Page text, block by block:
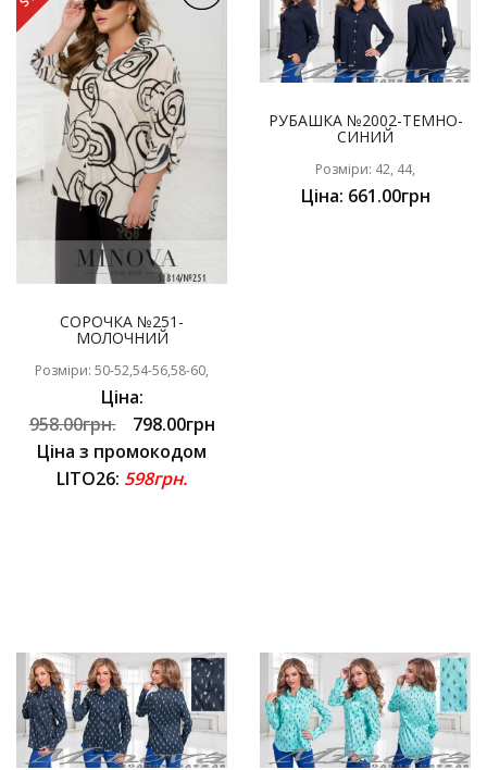
СОРОЧКА №251-
МОЛОЧНИЙ
Розміри: 50-52,54-56,58-60,
Ціна:
958.00грн.
798.00грн
Ціна з промокодом
LITO26: 598грн.
РУБАШКА №2002-ТЕМНО-
СИНИЙ
Розміри: 42, 44,
Ціна: 661.00грн